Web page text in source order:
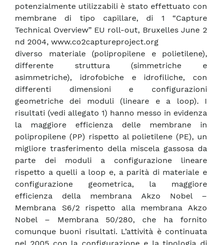
potenzialmente utilizzabili è stato effettuato con
membrane di tipo capillare, di 1 “Capture
Technical Overview” EU roll-out, Bruxelles June 2
nd 2004, www.co2captureproject.org
diverso materiale (polipropilene e polietilene),
differente struttura (simmetriche e
asimmetriche), idrofobiche e idrofiliche, con
differenti dimensioni e configurazioni
geometriche dei moduli (lineare e a loop). I
risultati (vedi allegato 1) hanno messo in evidenza
la maggiore efficienza delle membrane in
polipropilene (PP) rispetto al polietilene (PE), un
migliore trasferimento della miscela gassosa da
parte dei moduli a configurazione lineare
rispetto a quelli a loop e, a parità di materiale e
configurazione geometrica, la maggiore
efficienza della membrana Akzo Nobel –
Membrana S6/2 rispetto alla membrana Akzo
Nobel – Membrana 50/280, che ha fornito
comunque buoni risultati. L’attività è continuata